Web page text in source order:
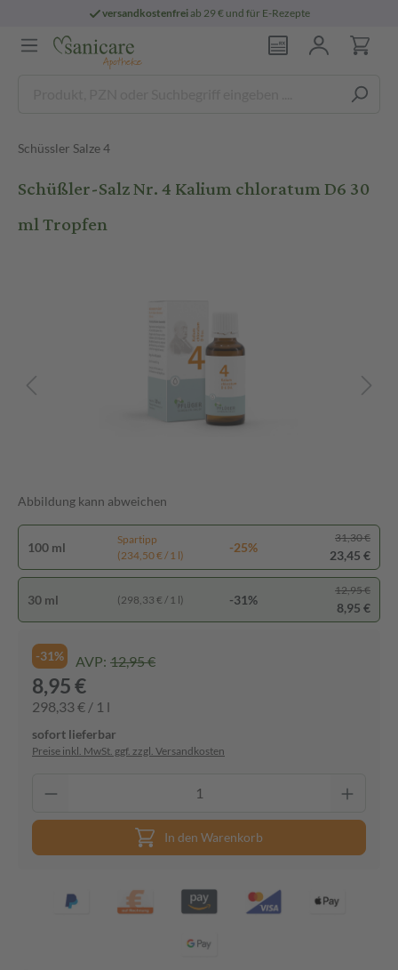
versandkostenfreiab 29 € und für E-Rezepte
Schüssler Salze 4
Schüßler-Salz Nr. 4 Kalium chloratum D6 30
ml Tropfen
Abbildung kann abweichen
100 ml
Spartipp
(234,50 € / 1 l)
-25%
31,30 €
23,45 €
30 ml (298,33 € / 1 l) -31%
12,95 €
8,95 €
-31% AVP: 12,95 €
8,95 €
298,33 € / 1 l
sofort lieferbar
Preise inkl. MwSt. ggf. zzgl. Versandkosten
In den Warenkorb